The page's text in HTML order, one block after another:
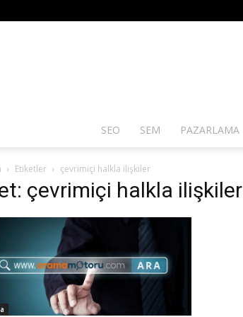
SEO SEM PAZARLAMA
Etiketler çevrimiçi halkla ilişkiler
çevrimiçi halkla ilişkiler